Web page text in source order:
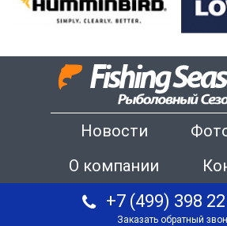
Новости
О компании
+7 (499) 398
Заказать обратный